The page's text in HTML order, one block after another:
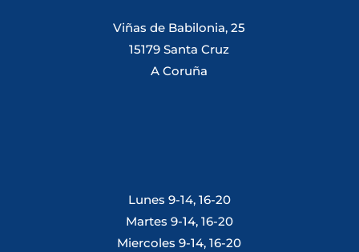
Viñas de Babilonia, 25
15179 Santa Cruz
A Coruña
Lunes 9-14, 16-20
Martes 9-14, 16-20
Miercoles 9-14, 16-20